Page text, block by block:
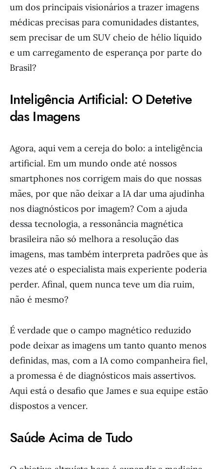
um dos principais visionários a trazer imagens
médicas precisas para comunidades distantes,
sem precisar de um SUV cheio de hélio líquido
e um carregamento de esperança por parte do
Brasil?
Inteligência Artificial: O Detetive
das Imagens
Agora, aqui vem a cereja do bolo: a inteligência
artificial. Em um mundo onde até nossos
smartphones nos corrigem mais do que nossas
mães, por que não deixar a IA dar uma ajudinha
nos diagnósticos por imagem? Com a ajuda
dessa tecnologia, a ressonância magnética
brasileira não só melhora a resolução das
imagens, mas também interpreta padrões que às
vezes até o especialista mais experiente poderia
perder. Afinal, quem nunca teve um dia ruim,
não é mesmo?
É verdade que o campo magnético reduzido
pode deixar as imagens um tanto quanto menos
definidas, mas, com a IA como companheira fiel,
a promessa é de diagnósticos mais assertivos.
Aqui está o desafio que James e sua equipe estão
dispostos a vencer.
Saúde Acima de Tudo